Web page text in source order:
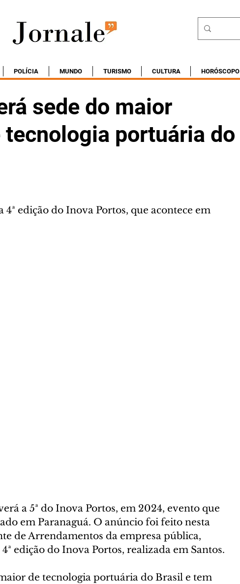
POLÍCIA MUNDO TURISMO CULTURA HORÓSCOPO
sede do maior
tecnologia portuária do
edição do Inova Portos, que acontece em
a 5ª do Inova Portos, em 2024, evento que
em Paranaguá. O anúncio foi feito nesta
de Arrendamentos da empresa pública,
edição do Inova Portos, realizada em Santos.
de tecnologia portuária do Brasil e tem